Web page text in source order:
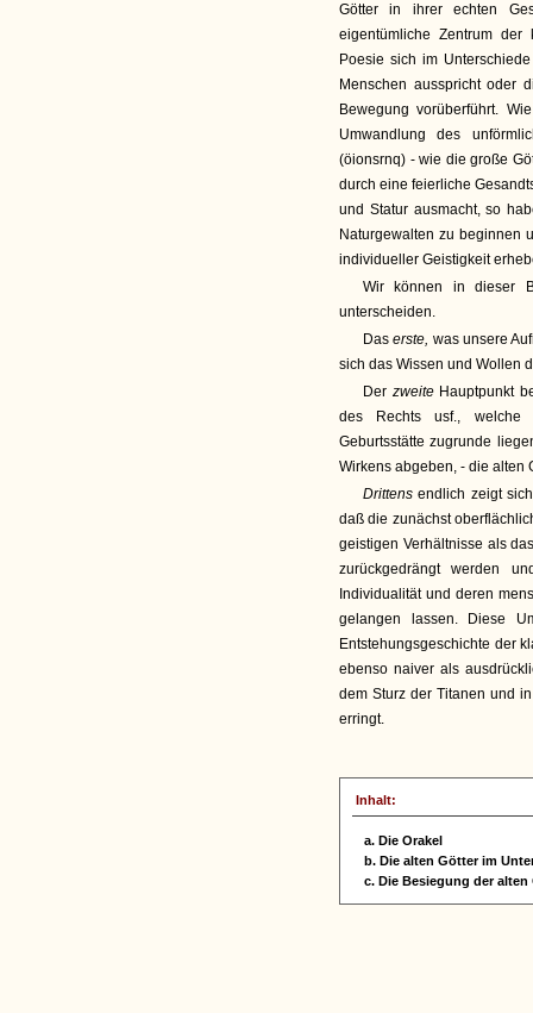
Götter in ihrer echten
eigentümliche Zentrum der
Poesie sich im
Menschen ausspricht oder
Bewegung vorüberführt.
Umwandlung des
(öionsrnq) - wie die große
durch eine feierliche
und Statur ausmacht, so
Naturgewalten zu beginnen
individueller Geistigkeit
Wir können in dieser
unterscheiden.
Daserste, was unsere
sich das Wissen und Wollen
Der zweite Hauptpunkt
des Rechts usf., welche
Geburtsstätte zugrunde
Wirkens abgeben, - die alten
Drittensendlich zeigt
daß die zunächst
geistigen Verhältnisse als
zurückgedrängt werden
Individualität und deren
gelangen lassen. Diese
Entstehungsgeschichte der
ebenso naiver als
dem Sturz der Titanen und
erringt.
Inhalt:
a. Die Orakel
b. Die alten Götter im
c. Die Besiegung der alten